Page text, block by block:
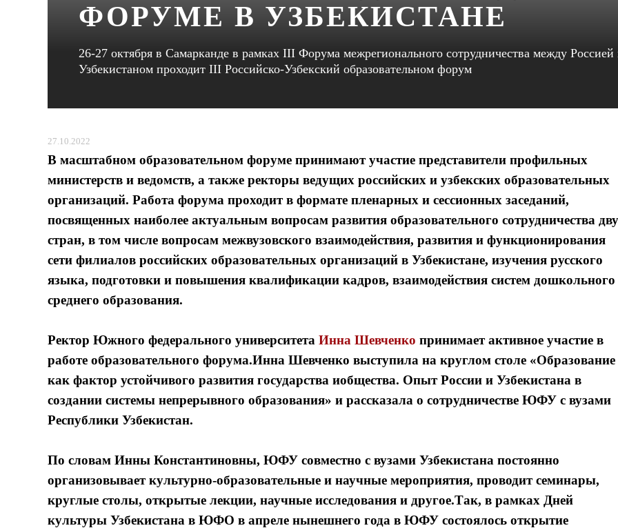
ФОРУМЕ В УЗБЕКИСТАНЕ
26-27 октября в Самарканде в рамках III Форума межрегионального сотрудничества между Россией
Узбекистаном проходит III Российско-Узбекский образовательном форум
27.10.2022
В масштабном образовательном форуме принимают участие представители профильных
министерств и ведомств, а также ректоры ведущих российских и узбекских образовательных
организаций. Работа форума проходит в формате пленарных и сессионных заседаний,
посвященных наиболее актуальным вопросам развития образовательного сотрудничества
стран, в том числе вопросам межвузовского взаимодействия, развития и функционирования
сети филиалов российских образовательных организаций в Узбекистане, изучения русского
языка, подготовки и повышения квалификации кадров, взаимодействия систем дошкольного
среднего образования.
Ректор Южного федерального университета Инна Шевченко принимает активное участие в
работе образовательного форума.Инна Шевченко выступила на круглом столе «Образование
как фактор устойчивого развития государства иобщества. Опыт России и Узбекистана в
создании системы непрерывного образования» и рассказала о сотрудничестве ЮФУ с вузами
Республики Узбекистан.
По словам Инны Константиновны, ЮФУ совместно с вузами Узбекистана постоянно
организовывает культурно-образовательные и научные мероприятия, проводит семинары,
круглые столы, открытые лекции, научные исследования и другое.Так, в рамках Дней
культуры Узбекистана в ЮФО в апреле нынешнего года в ЮФУ состоялось открытие